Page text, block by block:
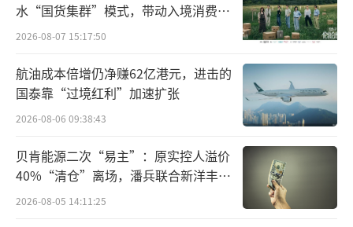
塘龙井为茶底，100%真茶萃取，不使用茶粉、
茶浓缩液；青梅汁原料来自黄山，“0糖0能
量，真茶真好喝”。
此外，“谷物+茶饮”也给消费者带来味蕾
新选择。三得利推出麦茶新品，添加大麦原
料，高温萃取精华，产品口感更清新不苦涩，
保留浓郁的麦香味。将谷物元素和茶饮料相结
合，带给消费者独特的味蕾体验。
水“国货集群”模式，带动入境消费反
向种草
2026-08-07 15:17:50
航油成本倍增仍净赚62亿港元，进击的
国泰靠“过境红利”加速扩张
2026-08-06 09:38:43
贝肯能源二次“易主”：原实控人溢价
40%“清仓”离场，潘兵联合新洋丰、
宏科百世拟入主
2026-08-05 14:11:25